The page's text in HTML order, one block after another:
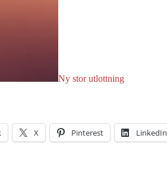
Ny stor utlottning
X Pinterest LinkedIn